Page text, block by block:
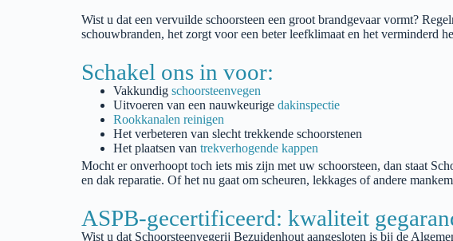
Wist u dat een vervuilde schoorsteen een groot brandgevaar vormt?
schouwbranden, het zorgt voor een beter leefklimaat en het verminderd
Schakel ons in voor:
Vakkundig schoorsteenvegen
Uitvoeren van een nauwkeurige dakinspectie
Rookkanalen reinigen
Het verbeteren van slecht trekkende schoorstenen
Het plaatsen van trekverhogende kappen
Mocht er onverhoopt toch iets mis zijn met uw schoorsteen, dan staat
en dak reparatie. Of het nu gaat om scheuren, lekkages of andere
ASPB-gecertificeerd: kwaliteit
Wist u dat Schoorsteenvegerij Bezuidenhout aangesloten is bij de